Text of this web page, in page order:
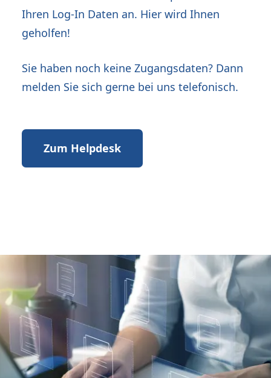
Ihren Log-In Daten an. Hier wird Ihnen
geholfen!
Sie haben noch keine Zugangsdaten? Dann
melden Sie sich gerne bei uns telefonisch.
Zum Helpdesk